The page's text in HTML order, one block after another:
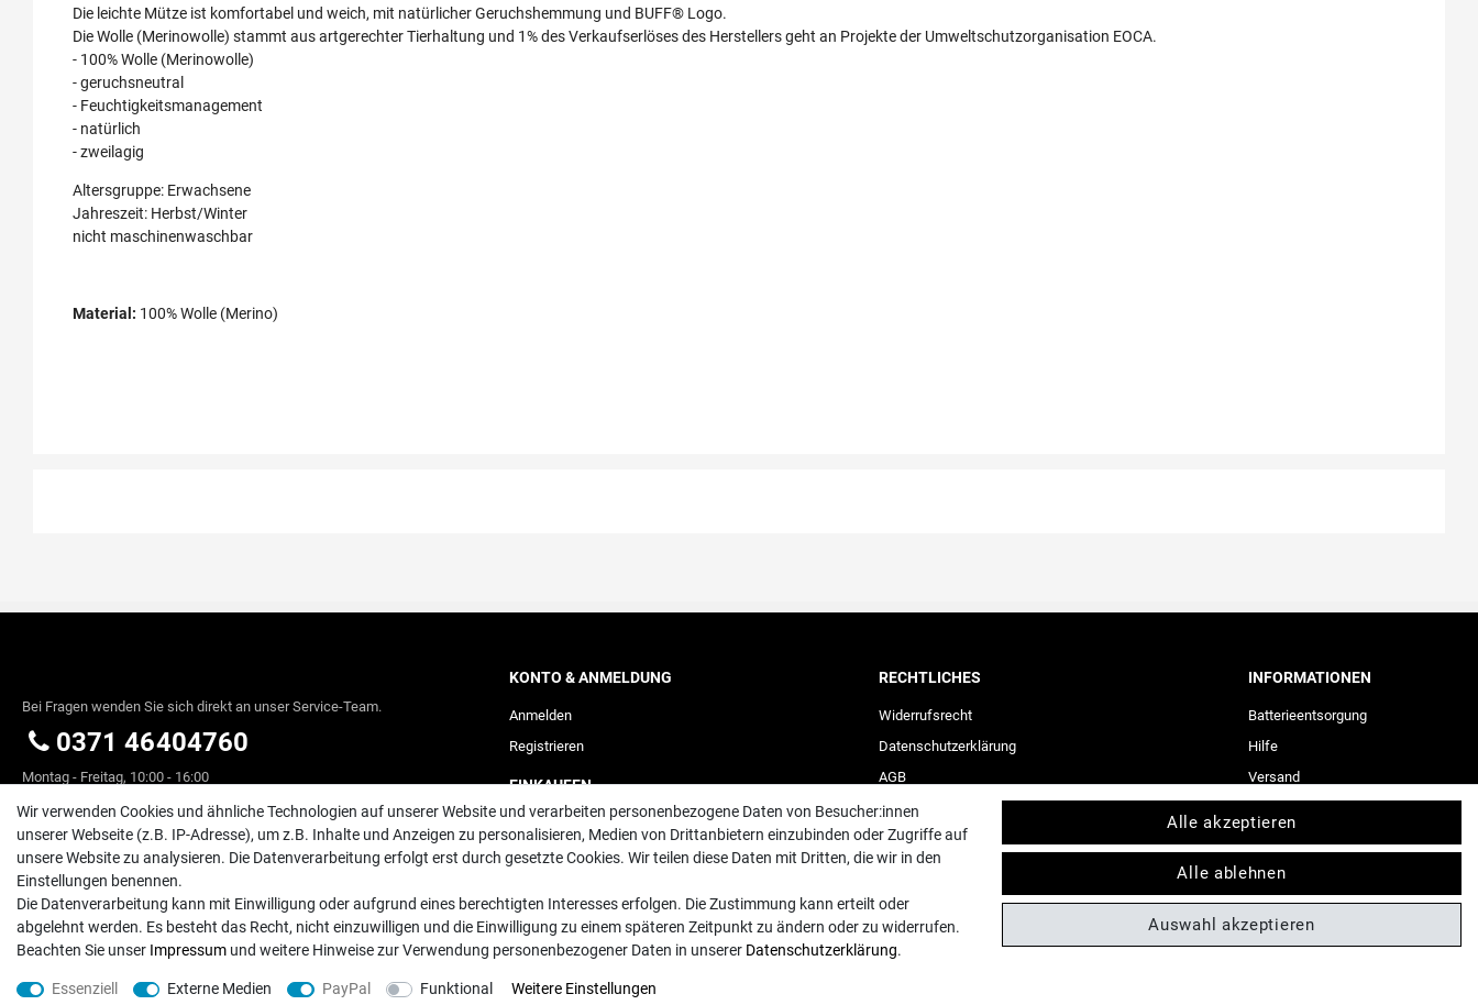
Die leichte Mütze ist komfortabel und weich, mit natürlicher Geruchshemmung und BUFF® Logo.
Die Wolle (Merinowolle) stammt aus artgerechter Tierhaltung und 1% des Verkaufserlöses des Herstellers geht an Projekte der Umweltschutzorganisation EOCA.
- 100% Wolle (Merinowolle)
- geruchsneutral
- Feuchtigkeitsmanagement
- natürlich
- zweilagig
Altersgruppe: Erwachsene
Jahreszeit: Herbst/Winter
nicht maschinenwaschbar
Material: 100% Wolle (Merino)
Bei Fragen wenden Sie sich direkt an unser Service-Team.
0371 46404760
Montag - Freitag, 10:00 - 16:00
info@exserv.de
Exserv GmbH, 09221 Neukirchen, Am Hutholz 15
KONTO & ANMELDUNG
Anmelden
Registrieren
EINKAUFEN
Merkliste
Warenkorb/Kasse
RECHTLICHES
Widerrufs­recht
Daten­schutz­erklärung
AGB
Impressum
Vertrag widerrufen
INFORMATIONEN
Batterieentsorgung
Hilfe
Versand
© Copyright 2026 | Alle Rechte vorbehalten. - Exserv | Realisation
Wir verwenden Cookies und ähnliche Technologien auf unserer Website und verarbeiten personenbezogene Daten von Besucher:innen
unserer Webseite (z.B. IP-Adresse), um z.B. Inhalte und Anzeigen zu personalisieren, Medien von Drittanbietern einzubinden oder Zugriffe auf
unsere Website zu analysieren. Die Datenverarbeitung erfolgt erst durch gesetzte Cookies. Wir teilen diese Daten mit Dritten, die wir in den
Einstellungen benennen.
Die Datenverarbeitung kann mit Einwilligung oder aufgrund eines berechtigten Interesses erfolgen. Die Zustimmung kann erteilt oder
abgelehnt werden. Es besteht das Recht, nicht einzuwilligen und die Einwilligung zu einem späteren Zeitpunkt zu ändern oder zu widerrufen.
Beachten Sie unser Impressum und weitere Hinweise zur Verwendung personenbezogener Daten in unserer Daten­schutz­erklärung.
Essenziell Externe Medien PayPal Funktional Weitere Einstellungen
Alle akzeptieren
Alle ablehnen
Auswahl akzeptieren